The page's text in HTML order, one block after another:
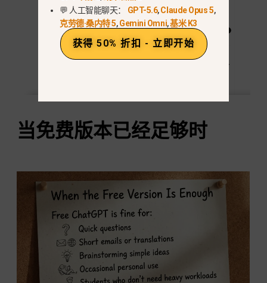
当免费版本已经足够时
💬 人工智能聊天： GPT-5.6,Claude Opus 5,
克劳德·桑内特 5,Gemini Omni,基米 K3
获得 50% 折扣 - 立即开始